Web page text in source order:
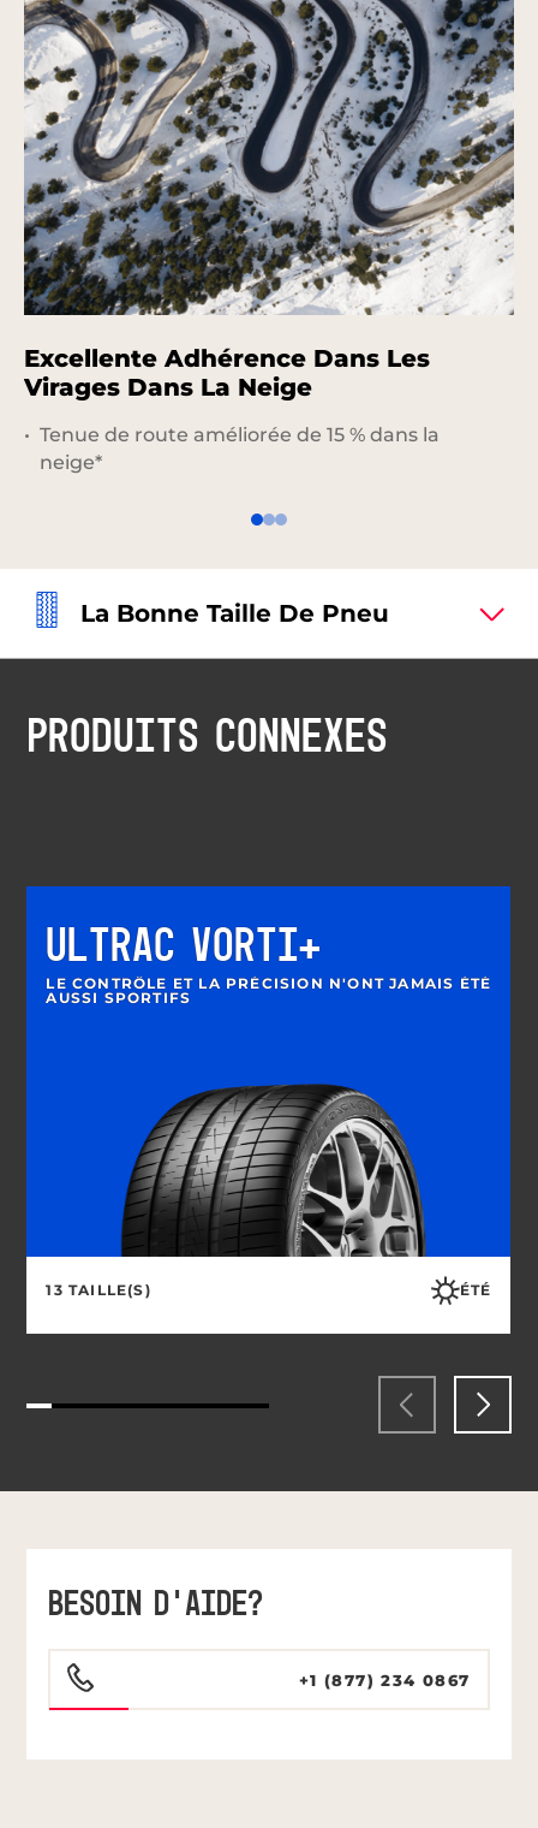
Excellente Adhérence Dans Les
Virages Dans La Neige
Tenue de route améliorée de 15 % dans la
neige*
La Bonne Taille De Pneu
PRODUITS CONNEXES
ULTRAC VORTI+
LE CONTRÔLE ET LA PRÉCISION N'ONT JAMAIS ÉTÉ
AUSSI SPORTIFS
13 TAILLE(S) ÉTÉ
BESOIN D’AIDE?
+1 (877) 234 0867